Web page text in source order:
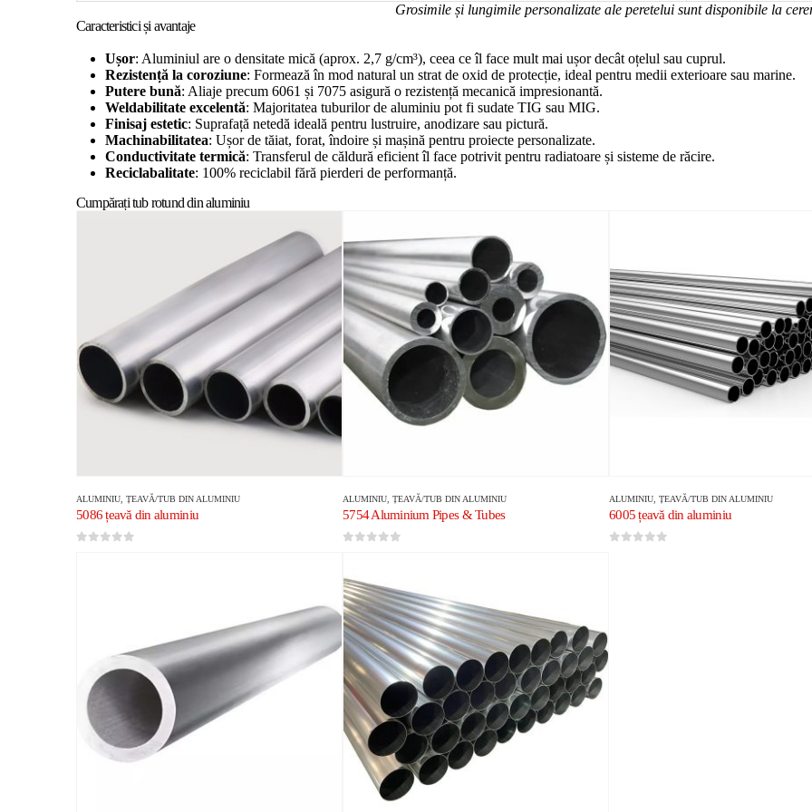
Grosimile și lungimile personalizate ale peretelui sunt disponibile la
Caracteristici și avantaje
Ușor: Aluminiul are o densitate mică (aprox. 2,7 g/cm³), ceea ce îl face mult mai ușor decât oțelul sau cuprul.
Rezistență la coroziune: Formează în mod natural un strat de oxid de protecție, ideal pentru medii exterioare sau marine.
Putere bună: Aliaje precum 6061 și 7075 asigură o rezistență mecanică impresionantă.
Weldabilitate excelentă: Majoritatea tuburilor de aluminiu pot fi sudate TIG sau MIG.
Finisaj estetic: Suprafață netedă ideală pentru lustruire, anodizare sau pictură.
Machinabilitatea: Ușor de tăiat, forat, îndoire și mașină pentru proiecte personalizate.
Conductivitate termică: Transferul de căldură eficient îl face potrivit pentru radiatoare și sisteme de răcire.
Reciclabalitate: 100% reciclabil fără pierderi de performanță.
Cumpărați tub rotund din aluminiu
ALUMINIU ȚEAVĂ/TUB DIN ALUMINIU
5086 țeavă din aluminiu
ALUMINIU ȚEAVĂ/TUB DIN ALUMINIU
5754 Aluminium Pipes & Tubes
ALUMINIU ȚEAVĂ/TUB DIN ALUMINIU
6005 țeavă din aluminiu